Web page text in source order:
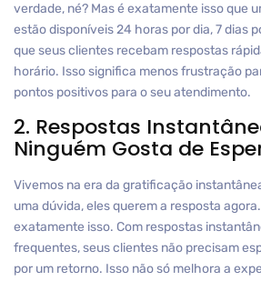
verdade, né? Mas é exatamente isso que
estão disponíveis 24 horas por dia, 7 dias
que seus clientes recebam respostas
horário. Isso significa menos frustração
pontos positivos para o seu atendimento.
2. Respostas
Ninguém Gosta de
Vivemos na era da gratificação
uma dúvida, eles querem a resposta
exatamente isso. Com respostas
frequentes, seus clientes não precisam
por um retorno. Isso não só melhora a